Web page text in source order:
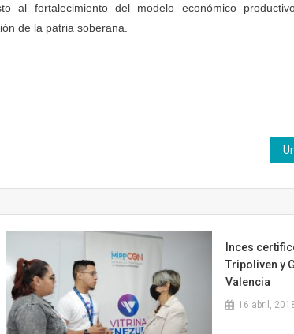
al fortalecimiento del modelo económico
de la patria soberana.
Inces
Tripoliven y
Valencia
16 abril,